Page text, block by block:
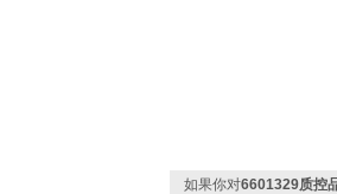
如果你对6601329质控